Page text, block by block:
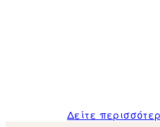
Δείτε